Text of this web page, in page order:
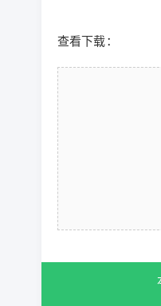
查看下载：